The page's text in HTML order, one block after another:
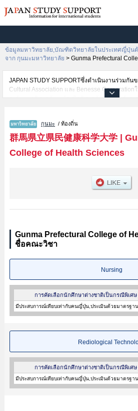
ข้อมูลมหาวิทยาลัย,บัณฑิตวิทยาลัยในประเทศญี่ปุ่นต้
จาก กุนมะมหาวิทยาลัย > Gunma Prefectural
JAPAN STUDY SUPPORTซึ่งดำเนินงานร่วมกัน
Cultural Association และ Benesse
ระดับมหาวิทยาลัย・บัณฑิตวิทยาลัย・วิทยาลัยร
Sciences,ข้อมูลจำเป็นสำหรับนักศึกษาต่างชาติเ
การสอบคัดเลือกเข้าศึกษาเช่นจำนวนคนที่รับสมัค
คัดเลือกเป็นต้น,แนะนำสถานที่,การเดินทางเป็นต้น
ค้นหาข้อมูลตามอัธยาศัย
กุนมะ / ท้องถิ่น
群馬県立県民健康科学大学|
College of Health Sciences
Gunma Prefectural College of
ชื่อคณะวิชา
Nursing
การคัดเลือกนักศึกษาต่างชาติเป็นกรณีพิเศษ
มีประสบการณ์เทียบเท่ากับคนญี่ปุ่น,ประเมินด้วยมาตรฐา
Rediological
การคัดเลือกนักศึกษาต่างชาติเป็นกรณีพิเศษ
มีประสบการณ์เทียบเท่ากับคนญี่ปุ่น,ประเมินด้วยมาตรฐา